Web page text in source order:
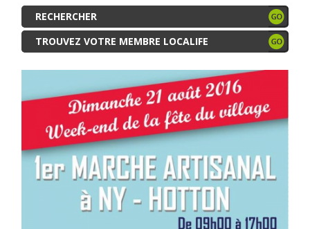
TROUVEZ VOTRE MEMBRE LOCALIFE